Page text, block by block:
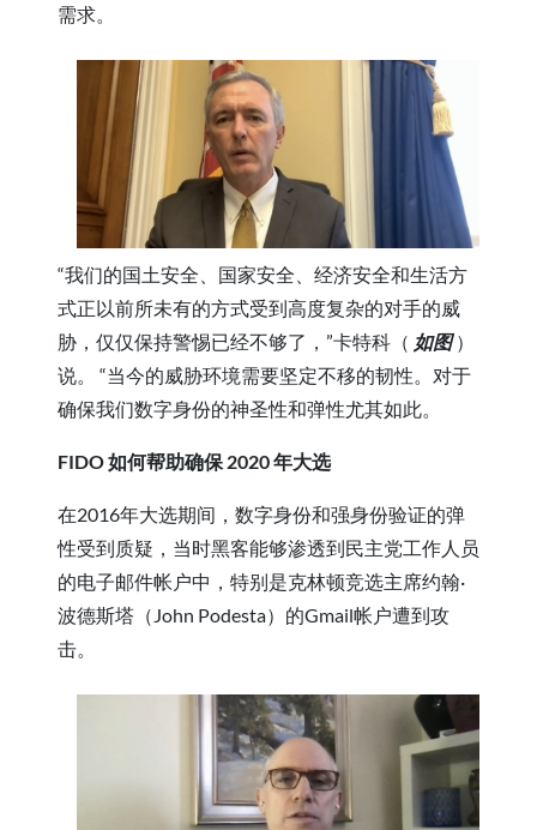
需求。
“我们的国土安全、国家安全、经济安全和生活方
式正以前所未有的方式受到高度复杂的对手的威
胁，仅仅保持警惕已经不够了，”卡特科（ 如图 ）
说。 “当今的威胁环境需要坚定不移的韧性。对于
确保我们数字身份的神圣性和弹性尤其如此。
FIDO 如何帮助确保 2020 年大选
在2016年大选期间，数字身份和强身份验证的弹
性受到质疑，当时黑客能够渗透到民主党工作人员
的电子邮件帐户中，特别是克林顿竞选主席约翰·
波德斯塔（John Podesta）的Gmail帐户遭到攻
击。